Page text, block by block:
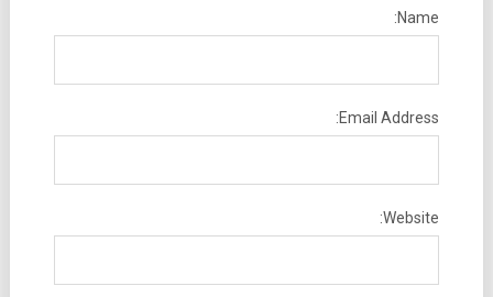
Name:
Email Address:
Website: